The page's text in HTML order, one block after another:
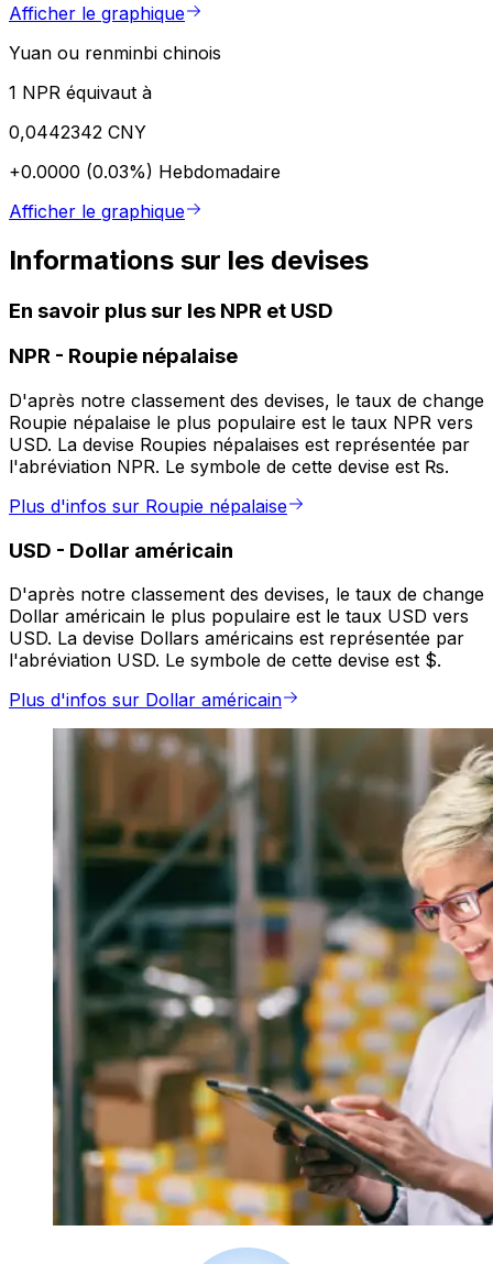
Afficher le graphique
Yuan ou renminbi chinois
1 NPR équivaut à
0,0442342 CNY
+0.0000 (0.03%) Hebdomadaire
Afficher le graphique
Informations sur les devises
En savoir plus sur les NPR et USD
NPR - Roupie népalaise
D'après notre classement des devises, le taux de change
Roupie népalaise le plus populaire est le taux NPR vers
USD. La devise Roupies népalaises est représentée par
l'abréviation NPR. Le symbole de cette devise est ₨.
Plus d'infos sur Roupie népalaise
USD - Dollar américain
D'après notre classement des devises, le taux de change
Dollar américain le plus populaire est le taux USD vers
USD. La devise Dollars américains est représentée par
l'abréviation USD. Le symbole de cette devise est $.
Plus d'infos sur Dollar américain